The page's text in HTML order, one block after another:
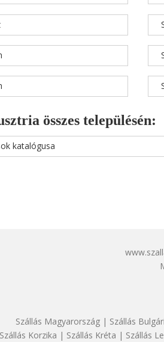
összes településén:
katalógusa
Szállás Magyarország | Szállás
Szállás Korzika | Szállás Kréta | Szállás